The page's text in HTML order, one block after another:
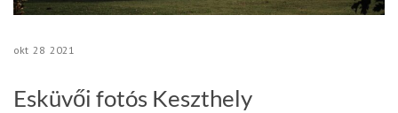
okt 28 2021
Esküvői fotós Keszthely